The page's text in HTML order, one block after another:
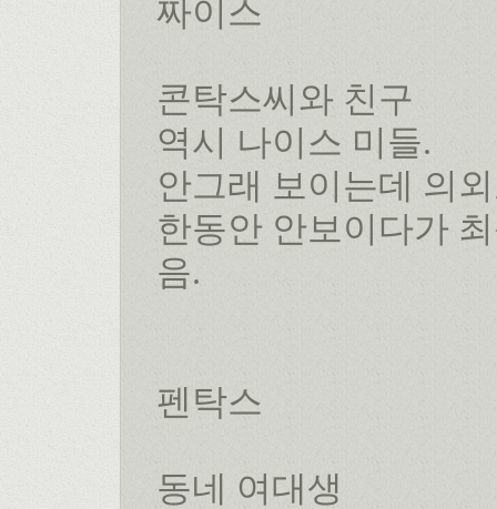
짜이스
콘탁스씨와 친구
역시 나이스 미들.
안그래 보이는데 의
한동안 안보이다가
음.
펜탁스
동네 여대생